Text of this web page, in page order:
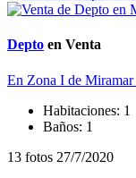
Depto en Venta
En Zona I de Miramar
Habitaciones: 1
Baños: 1
13 fotos 27/7/2020